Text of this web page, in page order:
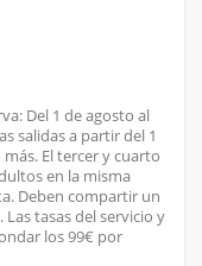
Del 1 de agosto al
salidas a partir del 1
El tercer y cuarto
en la misma
Deben compartir un
tasas del servicio y
los 99€ por